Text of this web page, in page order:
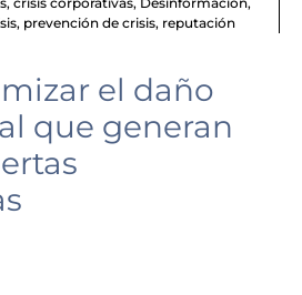
, prevención de crisis, reputación
el daño
que generan